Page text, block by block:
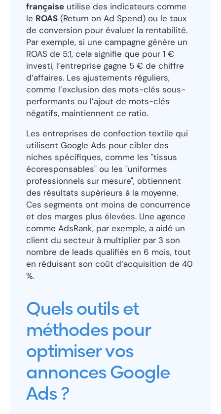
française utilise des indicateurs comme
le ROAS (Return on Ad Spend) ou le taux
de conversion pour évaluer la rentabilité.
Par exemple, si une campagne génère un
ROAS de 5:1, cela signifie que pour 1 €
investi, l’entreprise gagne 5 € de chiffre
d’affaires. Les ajustements réguliers,
comme l’exclusion des mots-clés sous-
performants ou l’ajout de mots-clés
négatifs, maintiennent ce ratio.
Les entreprises de confection textile qui
utilisent Google Ads pour cibler des
niches spécifiques, comme les "tissus
écoresponsables" ou les "uniformes
professionnels sur mesure", obtiennent
des résultats supérieurs à la moyenne.
Ces segments ont moins de concurrence
et des marges plus élevées. Une agence
comme AdsRank, par exemple, a aidé un
client du secteur à multiplier par 3 son
nombre de leads qualifiés en 6 mois, tout
en réduisant son coût d’acquisition de 40
%.
Quels outils et
méthodes pour
optimiser vos
annonces Google
Ads ?